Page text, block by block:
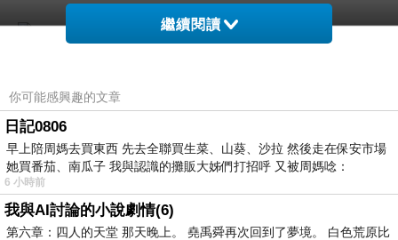
洋洋，滿有年節的氣氛。
繼續閱讀
你可能感興趣的文章
日記0806
早上陪周媽去買東西 先去全聯買生菜、山葵、沙拉 然後走在保安市場
她買番茄、南瓜子 我與認識的攤販大姊們打招呼 又被周媽唸：
6 小時前
我與AI討論的小說劇情(6)
第六章：四人的天堂 那天晚上。 堯禹舜再次回到了夢境。 白色荒原比